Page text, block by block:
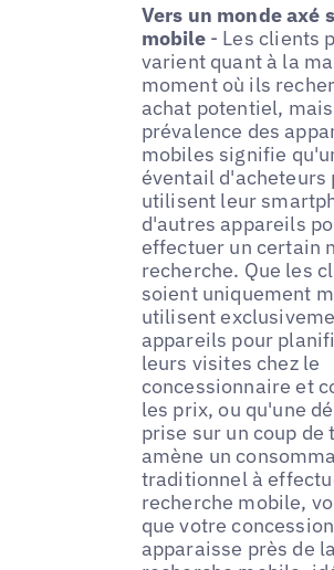
Vers un monde axé
mobile- Les clients
varient quant à la
moment où ils
achat potentiel,
prévalence des
mobiles signifie
éventail d'acheteurs
utilisent leur
d'autres appareils
effectuer un certain
recherche. Que les
soient uniquement
utilisent
appareils pour
leurs visites chez le
concessionnaire et
les prix, ou qu'une
prise sur un coup de
amène un
traditionnel à
recherche mobile,
que votre
apparaisse près de